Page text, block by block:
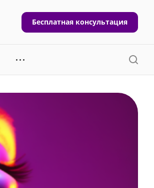
Бесплатная консультация